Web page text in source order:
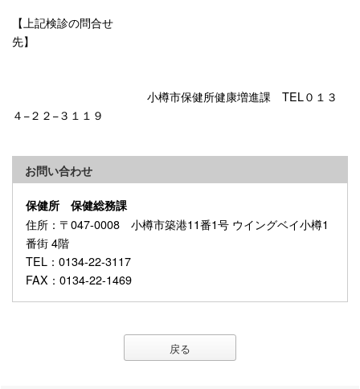
【上記検診の問合せ
先】
小樽市保健所健康増進課 TEL０１３
４−２２−３１１９
お問い合わせ
保健所 保健総務課
住所 ：〒047-0008 小樽市築港11番1号 ウイングベイ小樽1
番街 4階
TEL ：0134-22-3117
FAX ：0134-22-1469
戻る